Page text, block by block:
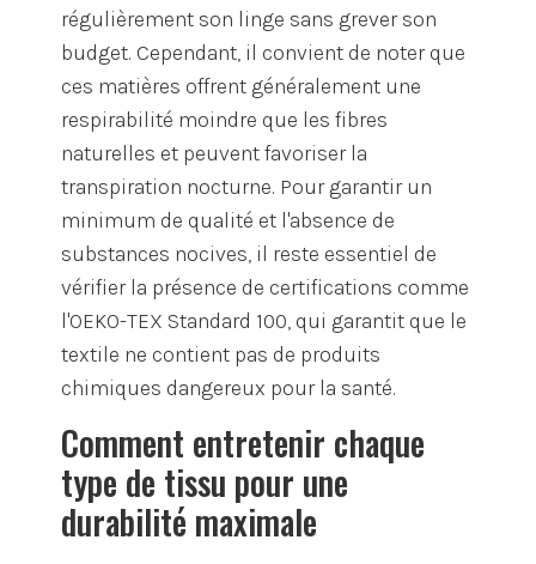
régulièrement son linge sans grever son
budget. Cependant, il convient de noter que
ces matières offrent généralement une
respirabilité moindre que les fibres
naturelles et peuvent favoriser la
transpiration nocturne. Pour garantir un
minimum de qualité et l'absence de
substances nocives, il reste essentiel de
vérifier la présence de certifications comme
l'OEKO-TEX Standard 100, qui garantit que le
textile ne contient pas de produits
chimiques dangereux pour la santé.
Comment entretenir chaque
type de tissu pour une
durabilité maximale